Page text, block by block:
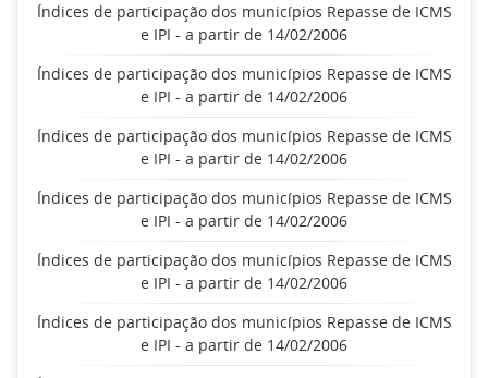
Índices de participação dos municípios Repasse de ICMS
e IPI - a partir de 14/02/2006
Índices de participação dos municípios Repasse de ICMS
e IPI - a partir de 14/02/2006
Índices de participação dos municípios Repasse de ICMS
e IPI - a partir de 14/02/2006
Índices de participação dos municípios Repasse de ICMS
e IPI - a partir de 14/02/2006
Índices de participação dos municípios Repasse de ICMS
e IPI - a partir de 14/02/2006
Índices de participação dos municípios Repasse de ICMS
e IPI - a partir de 14/02/2006